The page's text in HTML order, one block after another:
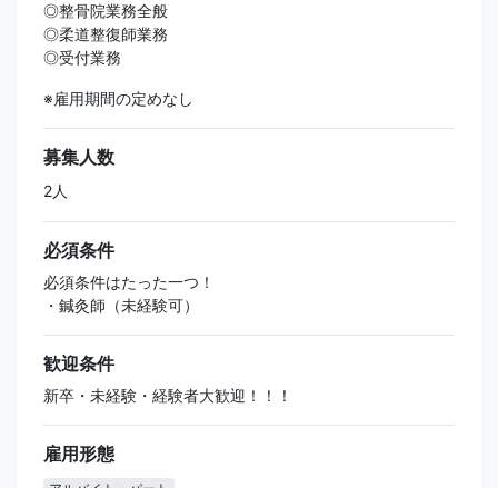
◎整骨院業務全般
◎柔道整復師業務
◎受付業務
※雇用期間の定めなし
募集人数
2人
必須条件
必須条件はたった一つ！
・鍼灸師（未経験可）
歓迎条件
新卒・未経験・経験者大歓迎！！！
雇用形態